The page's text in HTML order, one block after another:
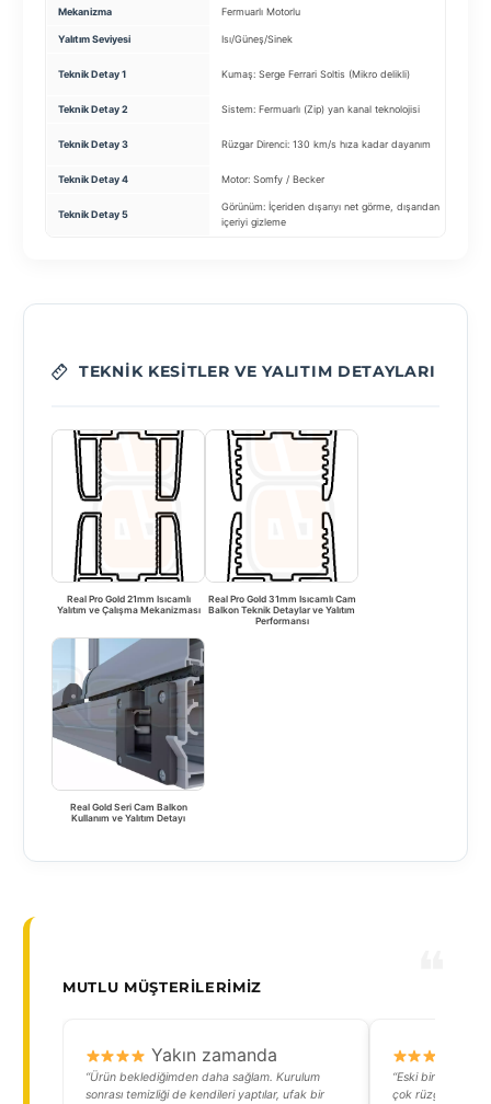
Mekanizma Fermuarlı Motorlu
Yalıtım Seviyesi Isı/Güneş/Sinek
Teknik Detay 1 Kumaş: Serge Ferrari Soltis (Mikro delikli)
Teknik Detay 2 Sistem: Fermuarlı (Zip) yan kanal teknolojisi
Teknik Detay 3 Rüzgar Direnci: 130 km/s hıza kadar dayanım
Teknik Detay 4 Motor: Somfy / Becker
Teknik Detay 5
Görünüm: İçeriden dışarıyı net görme, dışarıdan
içeriyi gizleme
TEKNIK KESITLER VE YALITIM DETAYLARI
Real Pro Gold 21mm Isıcamlı
Yalıtım ve Çalışma Mekanizması
Real Pro Gold 31mm Isıcamlı Cam
Balkon Teknik Detaylar ve Yalıtım
Performansı
Real Gold Seri Cam Balkon
Kullanım ve Yalıtım Detayı
MUTLU MÜŞTERILERIMIZ
Yakın zamanda
“Ürün beklediğimden daha sağlam. Kurulum
sonrası temizliği de kendileri yaptılar, ufak bir
“Eski bir
çok rüzgar